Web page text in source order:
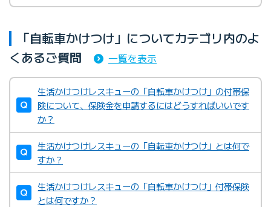
「自転車かけつけ」についてカテゴリ内のよ
くあるご質問
一覧を表示
生活かけつけレスキューの「自転車かけつけ」の付帯保
険について、保険金を申請するにはどうすればいいです
か？
生活かけつけレスキューの「自転車かけつけ」とは何で
すか？
生活かけつけレスキューの「自転車かけつけ」付帯保険
とは何ですか？